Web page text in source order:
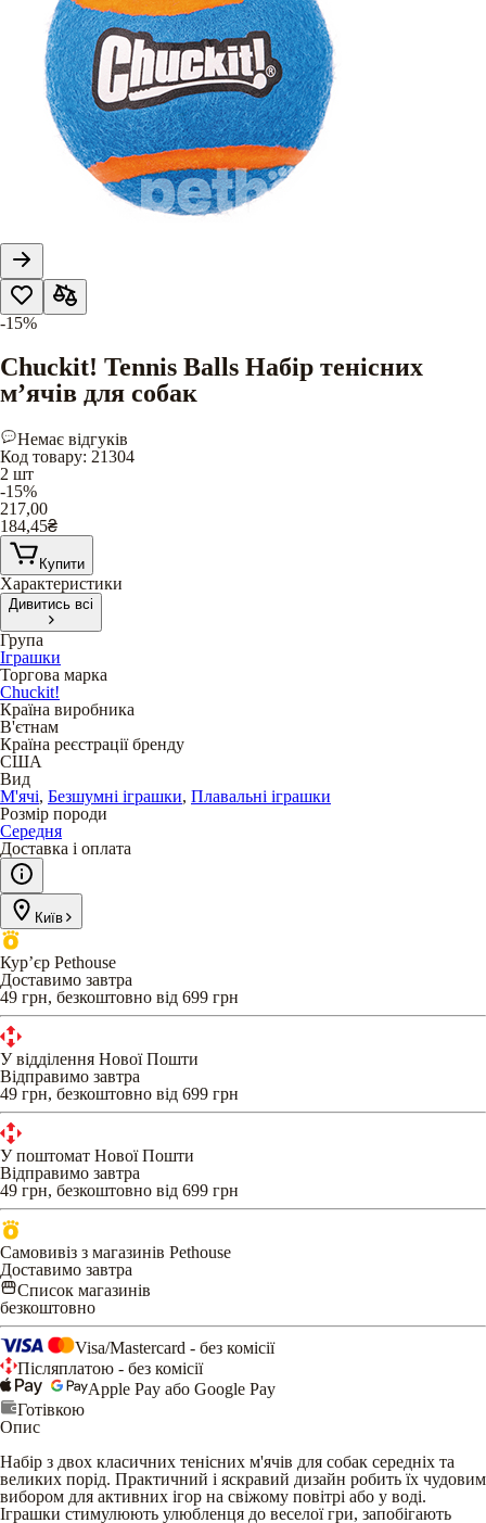
-15%
Chuckit! Tennis Balls Набір тенісних
м’ячів для собак
Немає відгуків
Код товару: 21304
2 шт
-15%
217,00
184,45₴
Купити
Характеристики
Дивитись всі
Група
Іграшки
Торгова марка
Chuckit!
Країна виробника
В'єтнам
Країна реєстрації бренду
США
Вид
М'ячі, Безшумні іграшки, Плавальні іграшки
Розмір породи
Середня
Доставка і оплата
Київ
Кур’єр Pethouse
Доставимо завтра
49 грн, безкоштовно від 699 грн
У відділення Нової Пошти
Відправимо завтра
49 грн, безкоштовно від 699 грн
У поштомат Нової Пошти
Відправимо завтра
49 грн, безкоштовно від 699 грн
Самовивіз з магазинів Pethouse
Доставимо завтра
Список магазинів
безкоштовно
Visa/Mastercard - без комісії
Післяплатою - без комісії
Apple Pay або Google Pay
Готівкою
Опис
Набір з двох класичних тенісних м'ячів для собак середніх та
великих порід. Практичний і яскравий дизайн робить їх чудовим
вибором для активних ігор на свіжому повітрі або у воді.
Іграшки стимулюють улюбленця до веселої гри, запобігають